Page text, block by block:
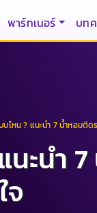
พาร์ทเนอร์ บท
บไหน ? แนะนำ 7 น้ำหอมติ
นะนำ
จ